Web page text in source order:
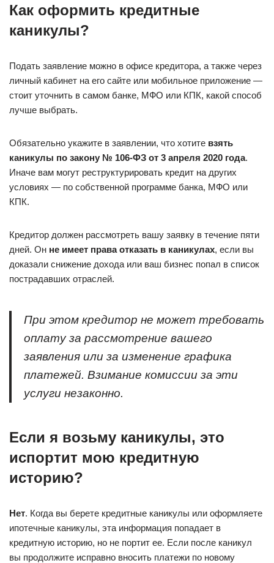
Как оформить кредитные
каникулы?
Подать заявление можно в офисе кредитора, а также через
личный кабинет на его сайте или мобильное приложение —
стоит уточнить в самом банке, МФО или КПК, какой способ
лучше выбрать.
Обязательно укажите в заявлении, что хотите взять
каникулы по закону № 106-ФЗ от 3 апреля 2020 года.
Иначе вам могут реструктурировать кредит на других
условиях — по собственной программе банка, МФО или
КПК.
Кредитор должен рассмотреть вашу заявку в течение пяти
дней. Он не имеет права отказать в каникулах, если вы
доказали снижение дохода или ваш бизнес попал в список
пострадавших отраслей.
При этом кредитор не может требовать
оплату за рассмотрение вашего
заявления или за изменение графика
платежей. Взимание комиссии за эти
услуги незаконно.
Если я возьму каникулы, это
испортит мою кредитную
историю?
Нет. Когда вы берете кредитные каникулы или оформляете
ипотечные каникулы, эта информация попадает в
кредитную историю, но не портит ее. Если после каникул
вы продолжите исправно вносить платежи по новому